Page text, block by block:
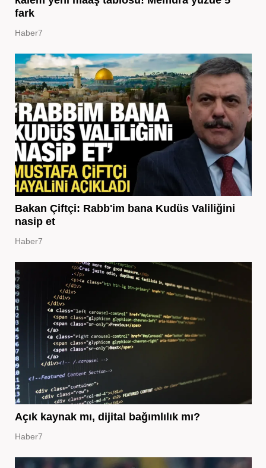
fark
Haber7
Bakan Çiftçi: Rabb'im bana Kudüs Valiliğini
nasip et
Haber7
Açık kaynak mı, dijital bağımlılık mı?
Haber7